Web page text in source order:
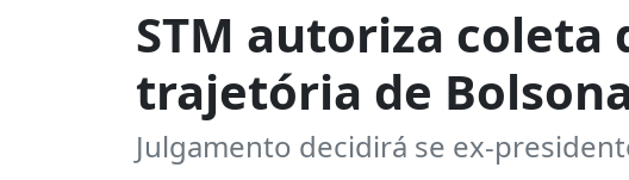
STM autoriza coleta
trajetória de
Julgamento decidirá se ex-